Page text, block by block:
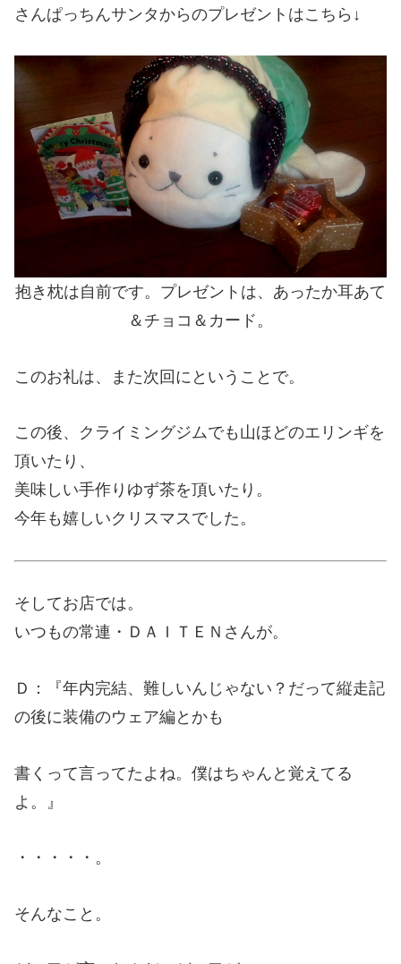
さんぱっちんサンタからのプレゼントはこちら↓
抱き枕は自前です。プレゼントは、あったか耳あて
＆チョコ＆カード。
このお礼は、また次回にということで。
この後、クライミングジムでも山ほどのエリンギを
頂いたり、
美味しい手作りゆず茶を頂いたり。
今年も嬉しいクリスマスでした。
そしてお店では。
いつもの常連・ＤＡＩＴＥＮさんが。
Ｄ：『年内完結、難しいんじゃない？だって縦走記
の後に装備のウェア編とかも
書くって言ってたよね。僕はちゃんと覚えてる
よ。』
・・・・・。
そんなこと。